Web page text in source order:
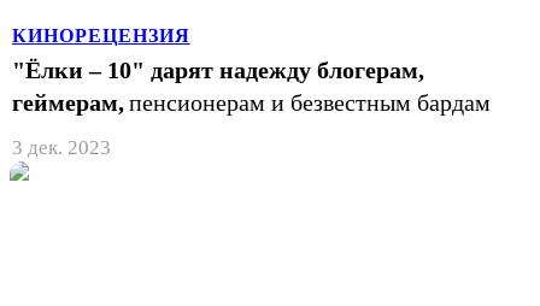
КИНОРЕЦЕНЗИЯ
"Ёлки – 10" дарят надежду блогерам,
геймерам,пенсионерам и безвестным бардам
3 дек. 2023